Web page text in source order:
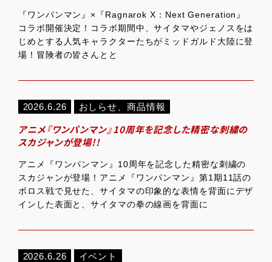
『ワンパンマン』×『Ragnarok X：Next Generation』
コラボ開催決定！コラボ期間中、サイタマやジェノスをは
じめとする人気キャラクターたちがミッドガルド大陸に登
場！冒険者の皆さんとと
2026.6.26 おしらせ 、商品情報
アニメ『ワンパンマン』10周年を記念した精密な刺繍の
スカジャンが登場!!
アニメ『ワンパンマン』10周年を記念した精密な刺繍の
スカジャンが登場！アニメ『ワンパンマン』第1期11話の
ボロス戦で見せた、サイタマの印象的な表情を背面にデザ
インした表面と、サイタマの拳の線画を背面に
2026.6.26 イベント